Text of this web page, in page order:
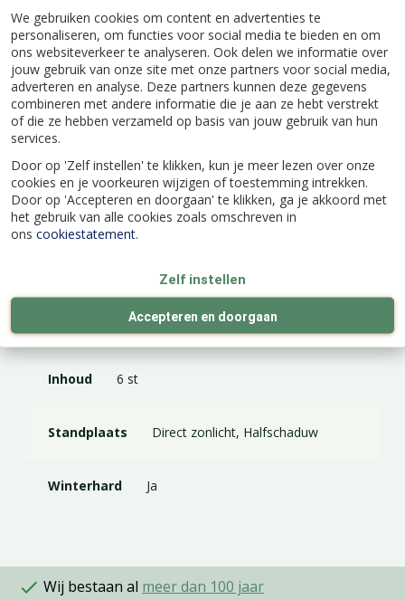
We gebruiken cookies om content en advertenties te
personaliseren, om functies voor social media te bieden en om
ons websiteverkeer te analyseren. Ook delen we informatie over
jouw gebruik van onze site met onze partners voor social media,
adverteren en analyse. Deze partners kunnen deze gegevens
combineren met andere informatie die je aan ze hebt verstrekt
of die ze hebben verzameld op basis van jouw gebruik van hun
services.
Door op 'Zelf instellen' te klikken, kun je meer lezen over onze
cookies en je voorkeuren wijzigen of toestemming intrekken.
Door op 'Accepteren en doorgaan' te klikken, ga je akkoord met
het gebruik van alle cookies zoals omschreven in
ons cookiestatement.
Zelf instellen
Accepteren en doorgaan
Specificaties
EAN code 8718969220286
Latijnse naam Dianthus Deltoides 'Leuchtfunk'
Kleur Rood
20
Potmaat (cm) 9
Inhoud 6 st
Standplaats Direct zonlicht, Halfschaduw
Winterhard Ja
Wij bestaan al meer dan 100 jaar